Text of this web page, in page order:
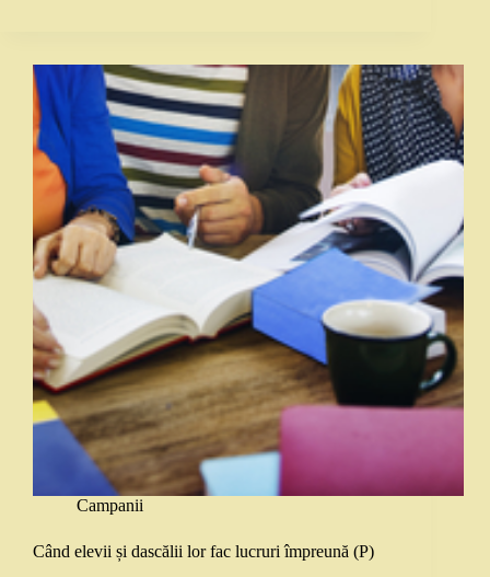
Campanii
Când elevii și dascălii lor fac lucruri împreună (P)